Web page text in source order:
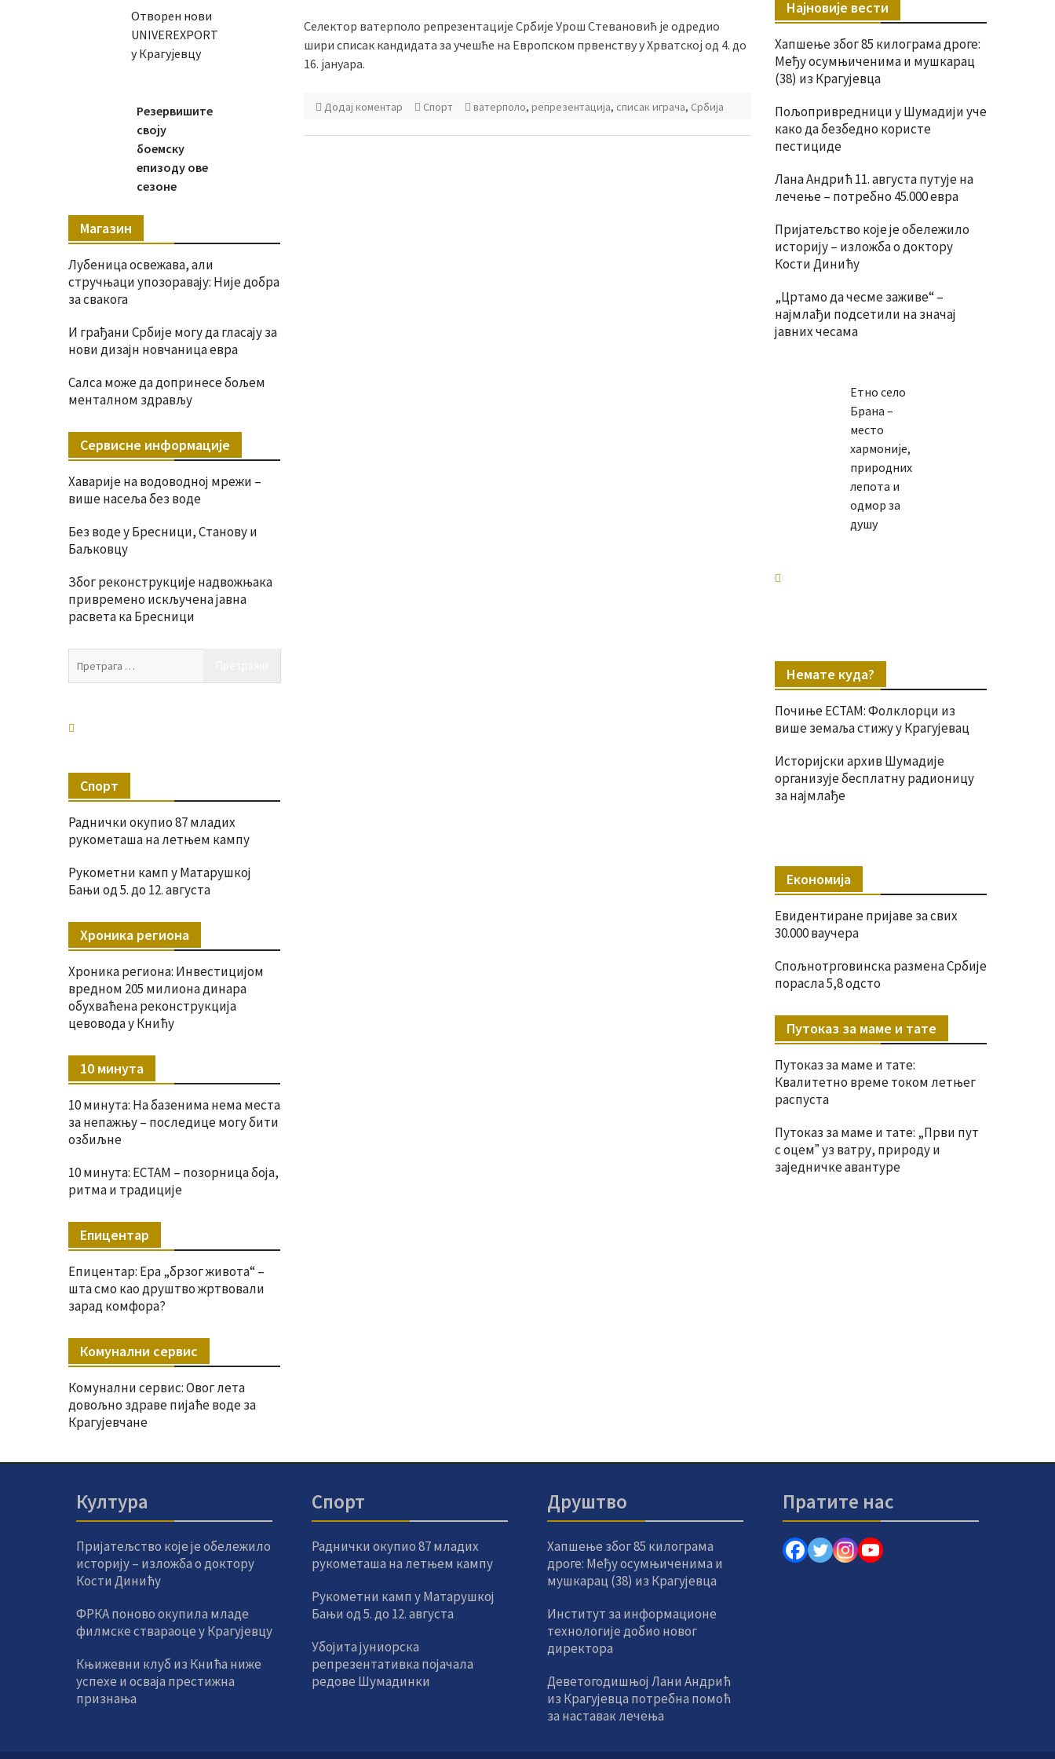
Селектор ватерполо репрезентације Србије Урош Стевановић је одредио
шири списак кандидата за учешће на Европском првенству у Хрватској од 4. до
16. јануара.
Додај коментар Спорт ватерполо, репрезентација, списак играча, Србија
Најновије вести
Хапшење због 85 килограма дроге:
Међу осумњиченима и мушкарац
(38) из Крагујевца
Пољопривредници у Шумадији уче
како да безбедно користе
пестициде
Лана Андрић 11. августа путује на
лечење – потребно 45.000 евра
Пријатељство које је обележило
историју – изложба о доктору
Кости Динићу
„Цртамо да чесме заживе“ –
најмлађи подсетили на значај
јавних чесама
Етно село
Брана –
место
хармоније,
природних
лепота и
одмор за
душу
Немате куда?
Почиње ЕСТАМ: Фолклорци из
више земаља стижу у Крагујевац
Историјски архив Шумадије
организује бесплатну радионицу
за најмлађе
Економија
Евидентиране пријаве за свих
30.000 ваучера
Спољнотрговинска размена Србије
порасла 5,8 одсто
Путоказ за маме и тате
Путоказ за маме и тате:
Квалитетно време током летњег
распуста
Путоказ за маме и тате: „Први пут
с оцемˮ уз ватру, природу и
заједничке авантуре
Отворен нови
UNIVEREXPORT
у Крагујевцу
Резервишите
своју
боемску
епизоду ове
сезоне
Магазин
Лубеница освежава, али
стручњаци упозоравају: Није добра
за свакога
И грађани Србије могу да гласају за
нови дизајн новчаница евра
Салса може да допринесе бољем
менталном здрављу
Сервисне информације
Хаварије на водоводној мрежи –
више насеља без воде
Без воде у Бресници, Станову и
Баљковцу
Због реконструкције надвожњака
привремено искључена јавна
расвета ка Бресници
Спорт
Раднички окупио 87 младих
рукометаша на летњем кампу
Рукометни камп у Матарушкој
Бањи од 5. до 12. августа
Хроника региона
Хроника региона: Инвестицијом
вредном 205 милиона динара
обухваћена реконструкција
цевовода у Книћу
10 минута
10 минута: На базенима нема места
за непажњу – последице могу бити
озбиљне
10 минута: ЕСТАМ – позорница боја,
ритма и традиције
Епицентар
Епицентар: Ера „брзог живота“ –
шта смо као друштво жртвовали
зарад комфора?
Комунални сервис
Комунални сервис: Овог лета
довољно здраве пијаће воде за
Крагујевчане
Култура
Пријатељство које је обележило
историју – изложба о доктору
Кости Динићу
ФРКА поново окупила младе
филмске ствараоце у Крагујевцу
Књижевни клуб из Кнића ниже
успехе и осваја престижна
признања
Спорт
Раднички окупио 87 младих
рукометаша на летњем кампу
Рукометни камп у Матарушкој
Бањи од 5. до 12. августа
Убојита јуниорска
репрезентативка појачала
редове Шумадинки
Друштво
Хапшење због 85 килограма
дроге: Међу осумњиченима и
мушкарац (38) из Крагујевца
Институт за информационе
технологије добио новог
директора
Деветогодишњој Лани Андрић
из Крагујевца потребна помоћ
за наставак лечења
Пратите нас